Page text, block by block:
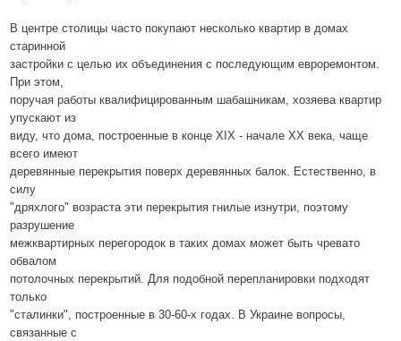
В центре столицы часто покупают несколько квартир в домах
старинной
застройки с целью их объединения с последующим евроремонтом.
При этом,
поручая работы квалифицированным шабашникам, хозяева квартир
упускают из
виду, что дома, построенные в конце ХIХ - начале ХХ века, чаще
всего имеют
деревянные перекрытия поверх деревянных балок. Естественно, в
силу
"дряхлого" возраста эти перекрытия гнилые изнутри, поэтому
разрушение
межквартирных перегородок в таких домах может быть чревато
обвалом
потолочных перекрытий. Для подобной перепланировки подходят
только
"сталинки", построенные в 30-60-х годах. В Украине вопросы,
связанные с